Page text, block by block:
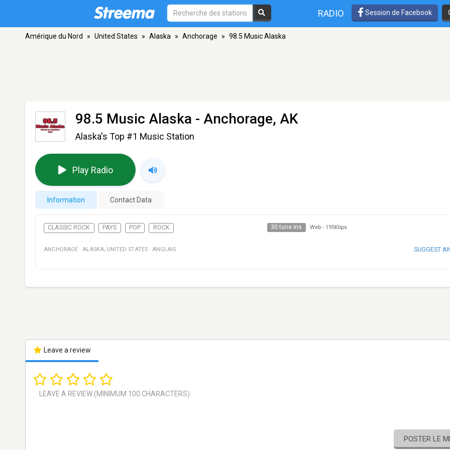
RADIO Session de Facebook
Amérique du Nord » United States » Alaska » Anchorage » 98.5 Music Alaska
98.5 Music Alaska - Anchorage, AK
Alaska's Top #1 Music Station
Play Radio
Information Contact Data
CLASSIC ROCK PAYS POP ROCK 30 tune ins Web - 195Kbps
ANCHORAGE · ALASKA, UNITED STATES · ANGLAIS SUGGEST
Leave a review
POSTER LE